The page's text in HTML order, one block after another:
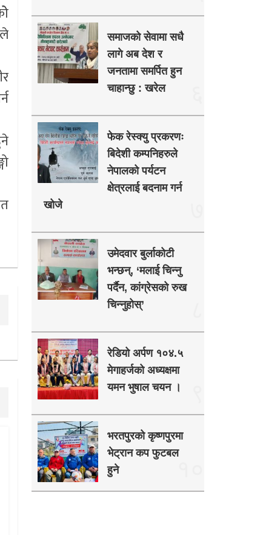
समाजको सेवामा सधै
लागे अब देश र
जनतामा समर्पित हुन
चाहान्छु : खरेल
फेक रेस्क्यु प्रकरणः
बिदेशी कम्पनिहरुले
नेपालको पर्यटन
क्षेत्रलाई बदनाम गर्न
खोजे
उमेदवार बुर्लाकोटी
भन्छन्, ‘मलाई चिन्नु
पर्दैन, कांग्रेसको रुख
चिन्नुहोस्’
रेडियो अर्पण १०४.५
मेगाहर्जको अध्यक्षमा
यमन भुषाल चयन ।
भरतपुरको कृष्णपुरमा
भेट्रान कप फुटबल
हुने